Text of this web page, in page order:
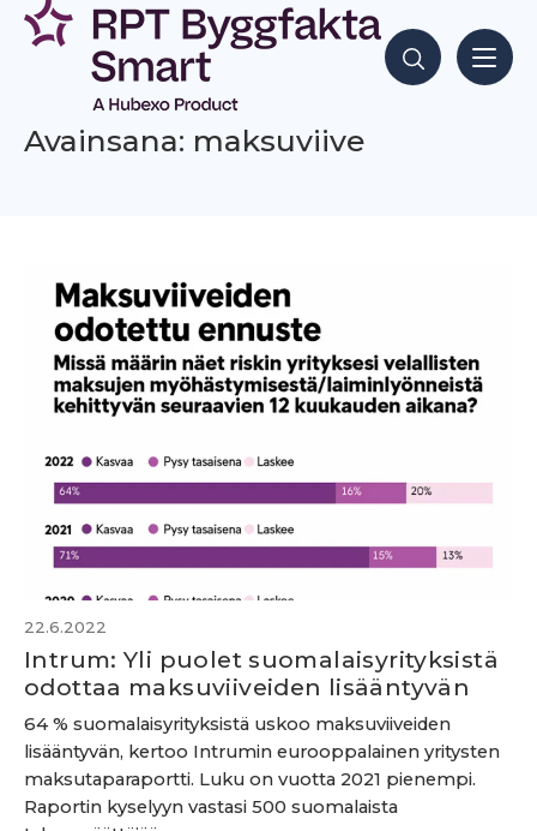
Siirry
sisältöön
Hae sisältöjä
Avainsana: maksuviive
22.6.2022
Intrum: Yli puolet suomalaisyrityksistä
odottaa maksuviiveiden lisääntyvän
64 % suomalaisyrityksistä uskoo maksuviiveiden
lisääntyvän, kertoo Intrumin eurooppalainen yritysten
maksutaparaportti. Luku on vuotta 2021 pienempi.
Raportin kyselyyn vastasi 500 suomalaista